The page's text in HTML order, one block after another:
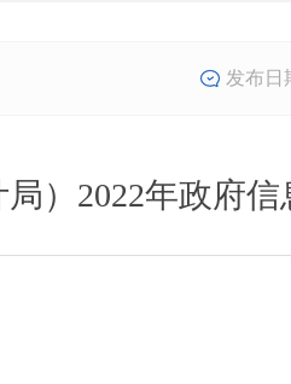
）2022年政府